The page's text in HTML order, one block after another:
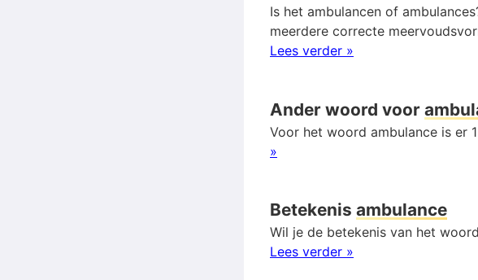
Is het ambulancen of
meerdere correcte
Lees verder »
Ander woord voor
Voor het woord ambulance is er
»
Betekenis ambulance
Wil je de betekenis van het
Lees verder »